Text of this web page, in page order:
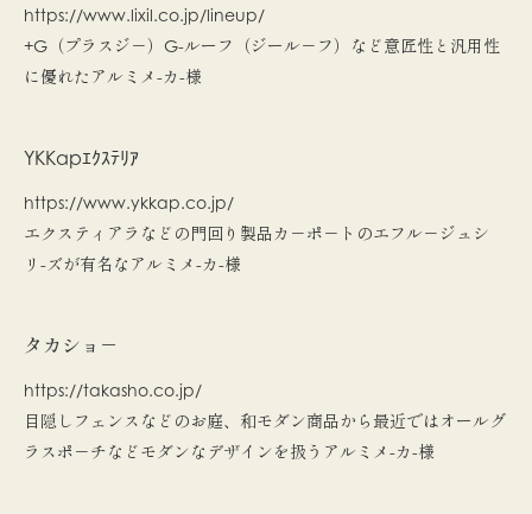
https://www.lixil.co.jp/lineup/
+G（プラスジ－）G-ルーフ（ジール－フ）など意匠性と汎用性
に優れたアルミメ-カ-様
YKKapｴｸｽﾃﾘｱ
https://www.ykkap.co.jp/
エクスティアラなどの門回り製品カ－ポ－トのエフル－ジュシ
リ-ズが有名なアルミメ-カ-様
タカショ－
https://takasho.co.jp/
目隠しフェンスなどのお庭、和モダン商品から最近ではオールグ
ラスポ－チなどモダンなデザインを扱うアルミメ-カ-様